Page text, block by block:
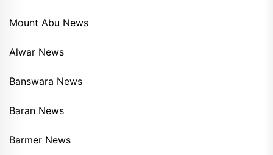
Mount Abu News
Alwar News
Banswara News
Baran News
Barmer News